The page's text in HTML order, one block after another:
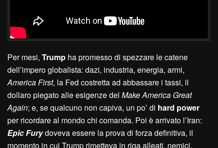
Per mesi, Trump ha promesso di spezzare le catene
dell’impero globalista: dazi, industria, energia, armi,
America First, la Fed costretta ad abbassare i tassi, il
dollaro piegato alle esigenze del Make America Great
Again; e, se qualcuno non capiva, un po’ di hard power
per ricordare al mondo chi comanda. Poi è arrivato l’Iran:
Epic Furydoveva essere la prova di forza definitiva, il
momento in cui Trump rimetteva in riga alleati, nemici,